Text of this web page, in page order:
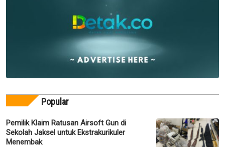
Popular
Pemilik Klaim Ratusan Airsoft Gun di
Sekolah Jaksel untuk Ekstrakurikuler
Menembak